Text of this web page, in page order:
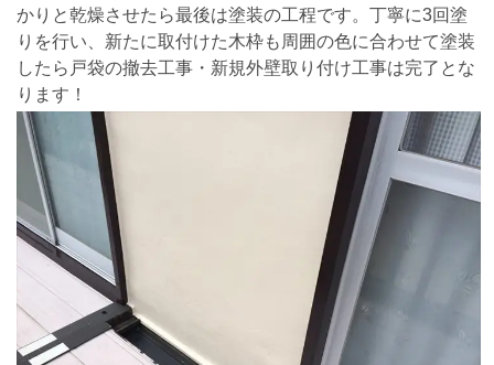
かりと乾燥させたら最後は塗装の工程です。丁寧に3回塗
りを行い、新たに取付けた木枠も周囲の色に合わせて塗装
したら戸袋の撤去工事・新規外壁取り付け工事は完了とな
ります！